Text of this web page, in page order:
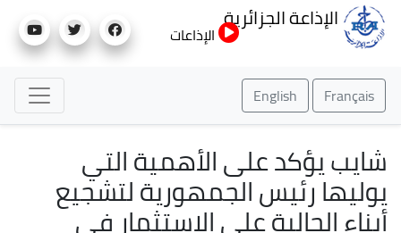
إلى
الإذاعة الجزائرية
الإذاعات
Français
English
شايب يؤكد على الأهمية التي
يوليها رئيس الجمهورية لتشجيع
أبناء الجالية على الاستثمار في